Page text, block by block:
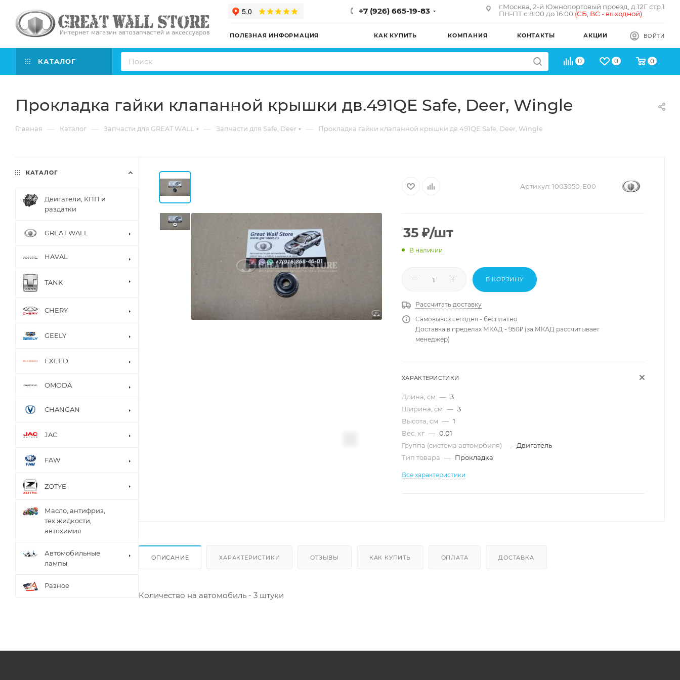
+7 (926) 665-19-83
г.Москва, 2-й Южнопортовый проезд, д.12Г стр.1
ПН-ПТ с 8:00 до 16:00 (СБ, ВС - выходной)
ПОЛЕЗНАЯ ИНФОРМАЦИЯ КАК КУПИТЬ КОМПАНИЯ КОНТАКТЫ АКЦИИ ВОЙТИ
КАТАЛОГ 0 0 0
Прокладка гайки клапанной крышки дв.491QE Safe, Deer, Wingle
Главная — Каталог — Запчасти для GREAT WALL — Запчасти для Safe, Deer — Прокладка гайки клапанной крышки дв.491QE Safe, Deer, Wingle
Артикул: 1003050-E00
35 ₽/шт
В наличии
В КОРЗИНУ
Рассчитать доставку
Самовывоз сегодня - бесплатно
Доставка в пределах МКАД - 950₽ (за МКАД рассчитывает
менеджер)
ХАРАКТЕРИСТИКИ
Длина, см — 3
Ширина, см — 3
Высота, см — 1
Вес, кг — 0.01
Группа (система автомобиля) — Двигатель
Тип товара — Прокладка
Все характеристики
ОПИСАНИЕ ХАРАКТЕРИСТИКИ ОТЗЫВЫ КАК КУПИТЬ ОПЛАТА ДОСТАВКА
Количество на автомобиль - 3 штуки
КАТАЛОГ
Двигатели, КПП и
раздатки
GREAT WALL
HAVAL
TANK
CHERY
GEELY
EXEED
OMODA
CHANGAN
JAC
FAW
ZOTYE
Масло, антифриз,
тех.жидкости,
автохимия
Автомобильные
лампы
Разное